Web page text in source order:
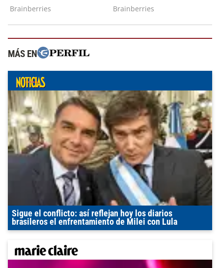
MÁS EN
Sigue el conflicto: así reflejan hoy los diarios
brasileros el enfrentamiento de Milei con Lula